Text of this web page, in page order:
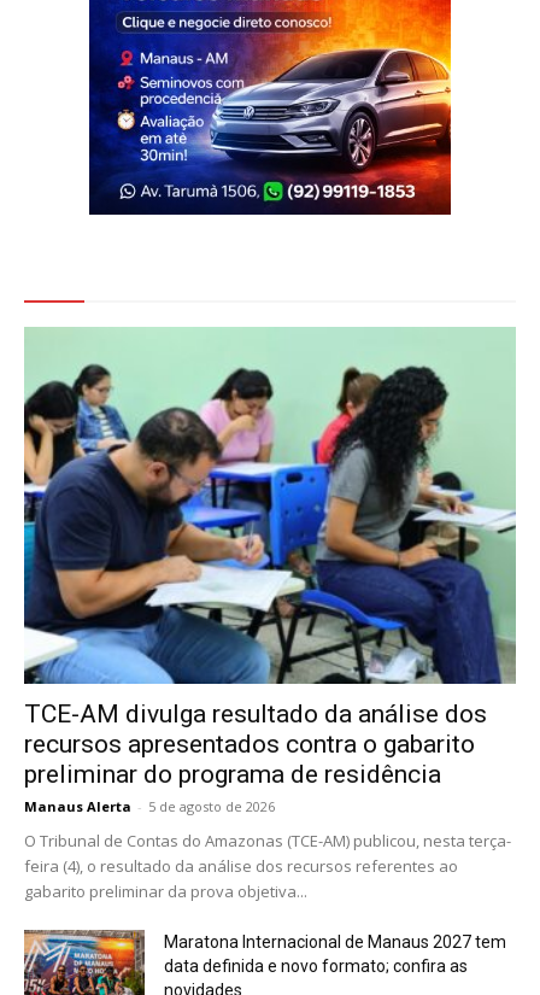
TCE-AM divulga resultado da análise dos
recursos apresentados contra o gabarito
preliminar do programa de residência
Manaus Alerta - 5 de agosto de 2026
O Tribunal de Contas do Amazonas (TCE-AM) publicou, nesta terça-
feira (4), o resultado da análise dos recursos referentes ao
gabarito preliminar da prova objetiva...
Maratona Internacional de Manaus 2027 tem
data definida e novo formato; confira as
novidades